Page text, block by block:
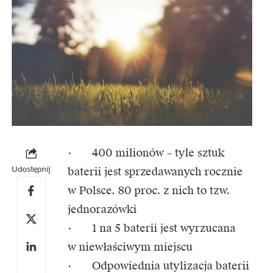
Udostępnij
· 400 milionów – tyle sztuk
baterii jest sprzedawanych rocznie
w Polsce. 80 proc. z nich to tzw.
jednorazówki
· 1 na 5 baterii jest wyrzucana
w niewłaściwym miejscu
· Odpowiednia utylizacja baterii